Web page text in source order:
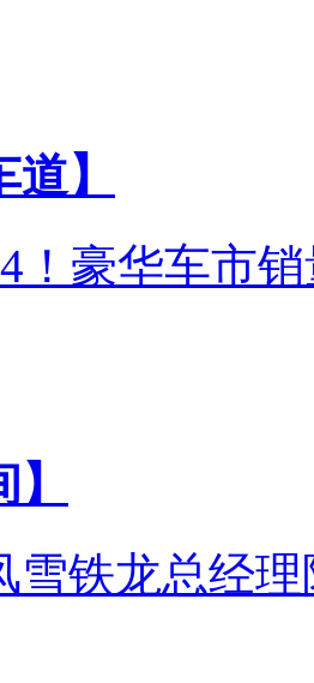
道】
！豪华车市
雪铁龙总经